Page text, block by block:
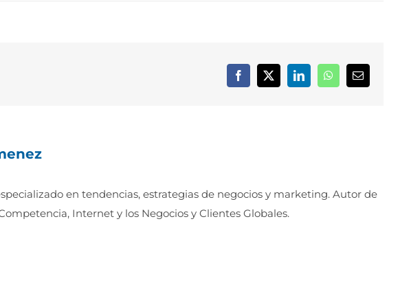
Facebook
X LinkedInWhatsAppCorreo
electrónico
en tendencias, estrategias de negocios y marketing. Autor de
Internet y los Negocios y Clientes Globales.